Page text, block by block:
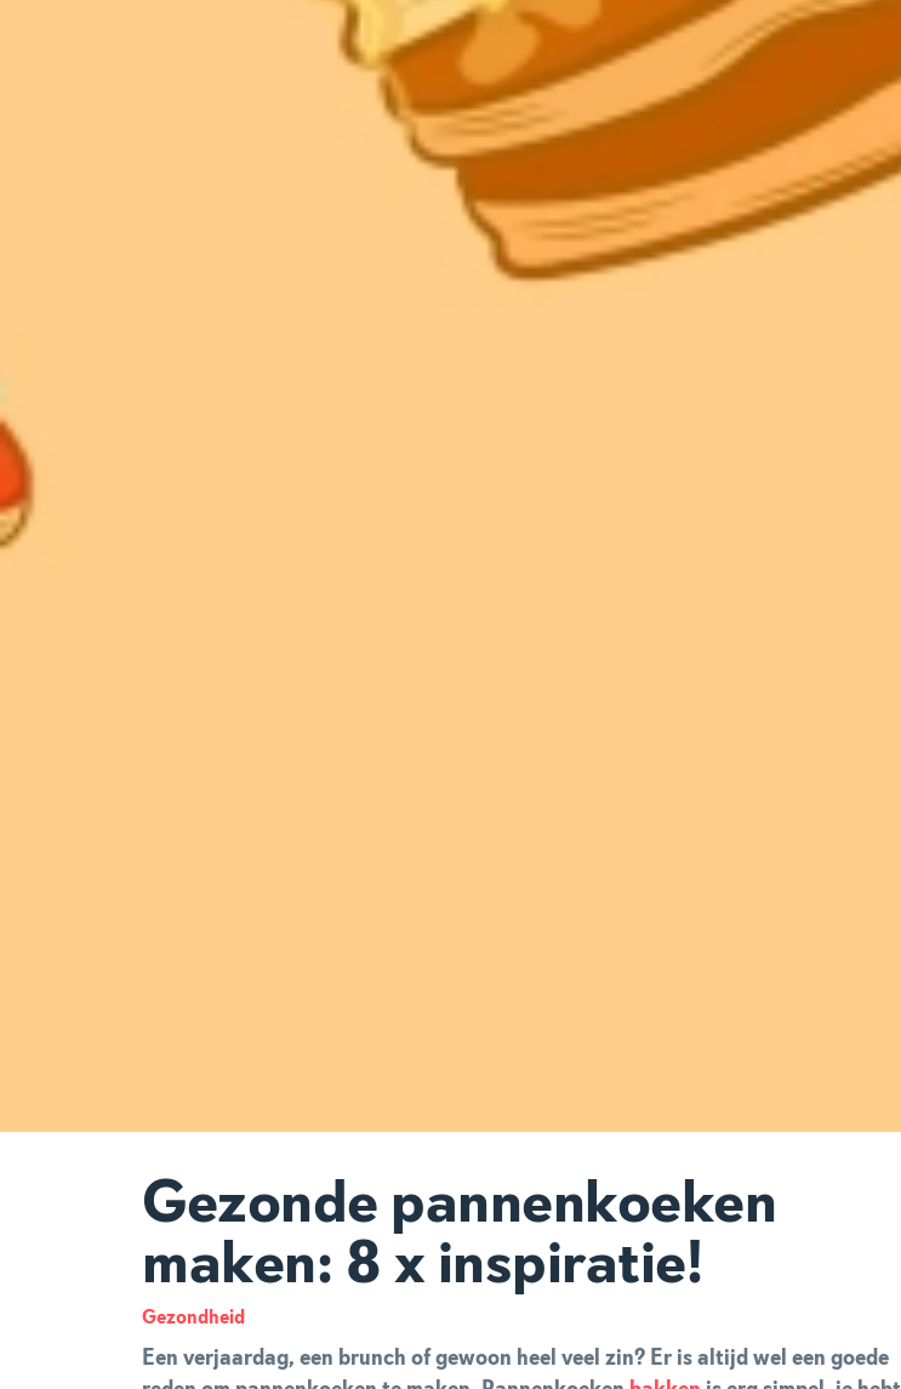
Gezonde pannenkoeken
maken: 8 x inspiratie!
Gezondheid
Een verjaardag, een brunch of gewoon heel veel zin? Er is altijd wel een goede